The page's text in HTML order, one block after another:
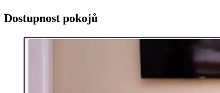
Dostupnost pokojů